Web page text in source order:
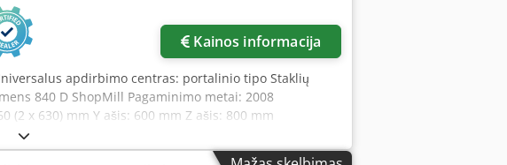
Kainos informacija
apdirbimo centras: portalinio tipo Staklių
840 D ShopMill Pagaminimo metai: 2008
(2 x 630) mm Y ašis: 600 mm Z ašis: 800 mm
Asyea A ašis B ašis: +/- 100°, hidrauliškai
(X/Y/Z): 40 / 40 / 30 m/min. Valdomų ašių skaičius: 5